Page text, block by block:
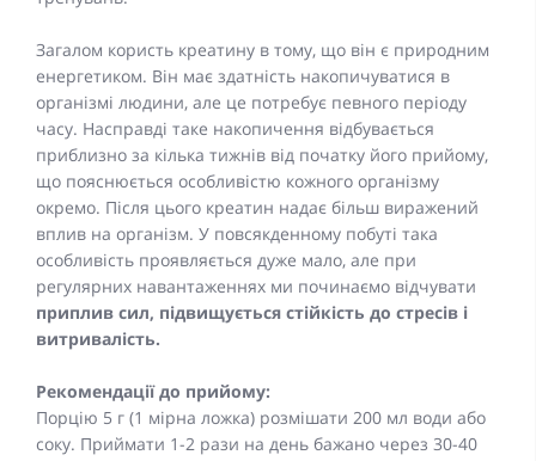
Загалом користь креатину в тому, що він є природним
енергетиком. Він має здатність накопичуватися в
організмі людини, але це потребує певного періоду
часу. Насправді таке накопичення відбувається
приблизно за кілька тижнів від початку його прийому,
що пояснюється особливістю кожного організму
окремо. Після цього креатин надає більш виражений
вплив на організм. У повсякденному побуті така
особливість проявляється дуже мало, але при
регулярних навантаженнях ми починаємо відчувати
приплив сил, підвищується стійкість до стресів і
витривалість.
Рекомендації до прийому:
Порцію 5 г (1 мірна ложка) розмішати 200 мл води або
соку. Приймати 1-2 рази на день бажано через 30-40